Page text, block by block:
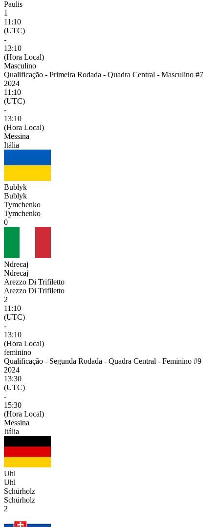
Paulis
1
11:10
(UTC)
-
13:10
(Hora Local)
Masculino
Qualificação - Primeira Rodada - Quadra Central - Masculino #7
2024
11:10
(UTC)
-
13:10
(Hora Local)
Messina
Itália
Bublyk
Bublyk
Tymchenko
Tymchenko
0
Ndrecaj
Ndrecaj
Arezzo Di Trifiletto
Arezzo Di Trifiletto
2
11:10
(UTC)
-
13:10
(Hora Local)
feminino
Qualificação - Segunda Rodada - Quadra Central - Feminino #9
2024
13:30
(UTC)
-
15:30
(Hora Local)
Messina
Itália
Uhl
Uhl
Schürholz
Schürholz
2